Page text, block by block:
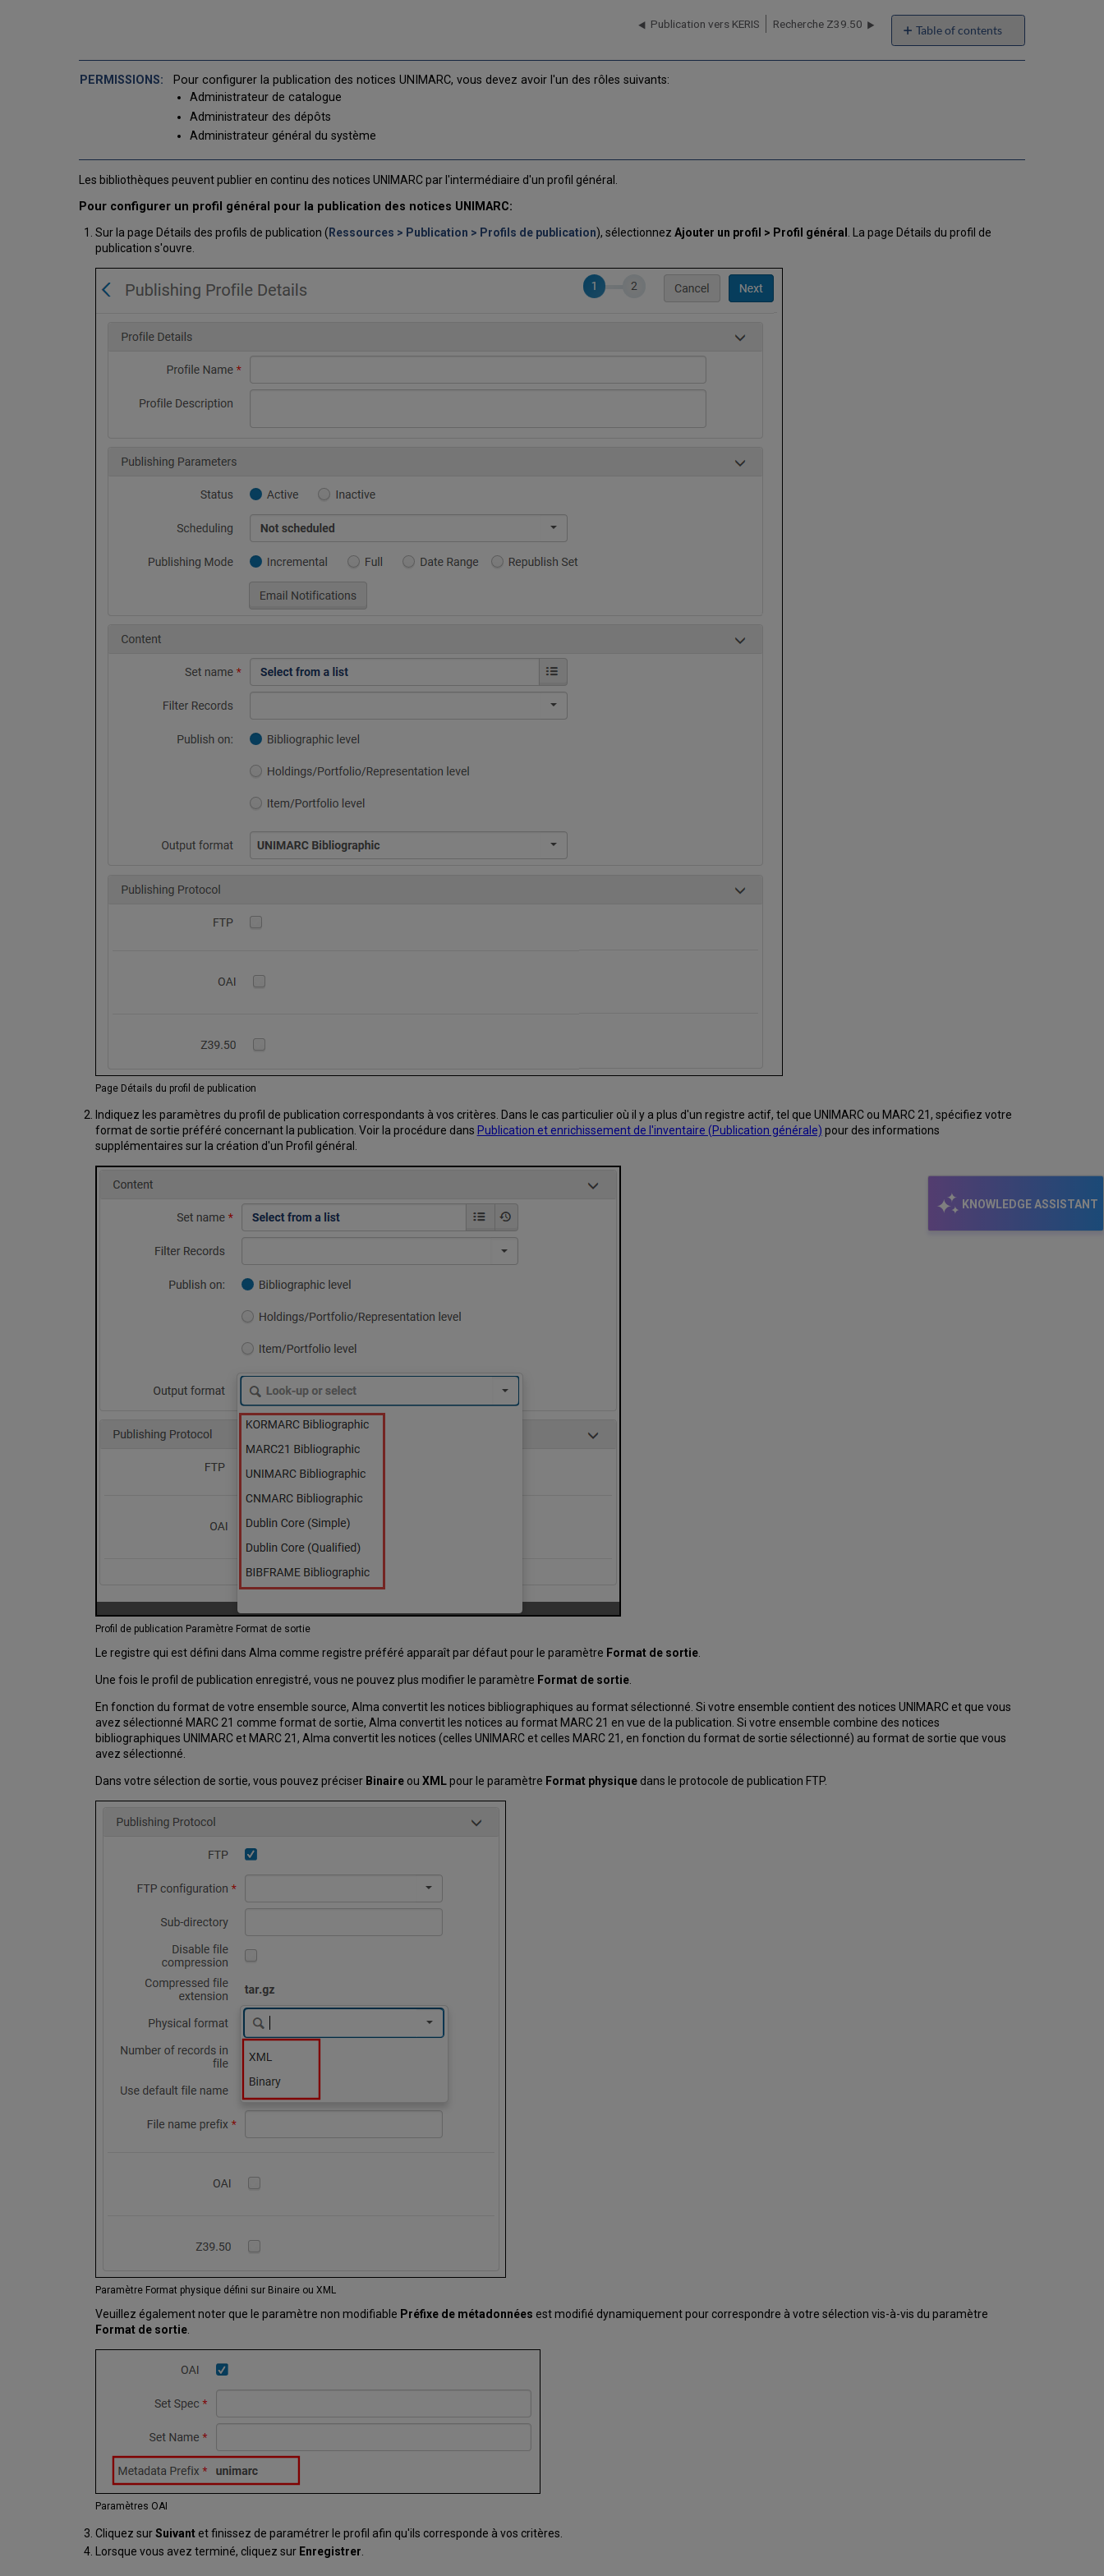
KNOWLEDGE ASSISTANT
Table of contents
No
headers
Publication vers KERIS Recherche Z39.50
Pour configurer la publication des notices UNIMARC, vous devez avoir l'un des rôles suivants:
Administrateur de catalogue
Administrateur des dépôts
Administrateur général du système
Les bibliothèques peuvent publier en continu des notices UNIMARC par l'intermédiaire d'un profil général.
Pour configurer un profil général pour la publication des notices UNIMARC:
Sur la page Détails des profils de publication ( Ressources > Publication > Profils de publication), sélectionnez Ajouter un profil > Profil général
. La page Détails du profil de
publication s'ouvre.
Page Détails du profil de publication
Indiquez les paramètres du profil de publication correspondants à vos critères. Dans le cas particulier où il y a plus d'un registre actif, tel que UNIMARC ou MARC 21, spécifiez votre
format de sortie préféré concernant la publication. Voir la procédure dans Publication et enrichissement de l'inventaire (Publication générale) pour des informations
supplémentaires sur la création d'un Profil général.
Profil de publication Paramètre Format de sortie
Le registre qui est défini dans Alma comme registre préféré apparaît par défaut pour le paramètre Format de sortie.
Une fois le profil de publication enregistré, vous ne pouvez plus modifier le paramètre Format de sortie.
En fonction du format de votre ensemble source, Alma convertit les notices bibliographiques au format sélectionné. Si votre ensemble contient des notices UNIMARC et que vous
avez sélectionné MARC 21 comme format de sortie, Alma convertit les notices au format MARC 21 en vue de la publication. Si votre ensemble combine des notices
bibliographiques UNIMARC et MARC 21, Alma convertit les notices (celles UNIMARC et celles MARC 21, en fonction du format de sortie sélectionné) au format de sortie que vous
avez sélectionné.
Dans votre sélection de sortie, vous pouvez préciser Binaireou XMLpour le paramètre Format physiquedans le protocole de publication FTP.
Paramètre Format physique défini sur Binaire ou XML
Veuillez également noter que le paramètre non modifiable Préfixe de métadonnées est modifié dynamiquement pour correspondre à votre sélection vis-à-vis du paramètre
Format de sortie.
Paramètres OAI
Cliquez surSuivantet finissez de paramétrer le profil afin qu'ils corresponde à vos critères.
Lorsque vous avez terminé, cliquez sur Enregistrer.